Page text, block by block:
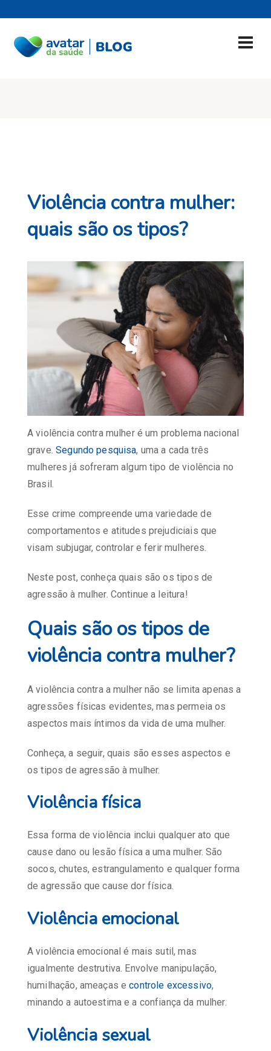
Violência contra mulher:
quais são os tipos?
A violência contra mulher é um problema nacional
grave.Segundo pesquisa, uma a cada três
mulheres já sofreram algum tipo de violência no
Brasil.
Esse crime compreende uma variedade de
comportamentos e atitudes prejudiciais que
visam subjugar, controlar e ferir mulheres.
Neste post, conheça quais são os tipos de
agressão à mulher. Continue a leitura!
Quais são os tipos de
violência contra mulher?
A violência contra a mulher não se limita apenas a
agressões físicas evidentes, mas permeia os
aspectos mais íntimos da vida de uma mulher.
Conheça, a seguir, quais são esses aspectos e
os tipos de agressão à mulher.
Violência física
Essa forma de violência inclui qualquer ato que
cause dano ou lesão física a uma mulher. São
socos, chutes, estrangulamento e qualquer forma
de agressão que cause dor física.
Violência emocional
A violência emocional é mais sutil, mas
igualmente destrutiva. Envolve manipulação,
humilhação, ameaças econtrole excessivo,
minando a autoestima e a confiança da mulher.
Violência sexual